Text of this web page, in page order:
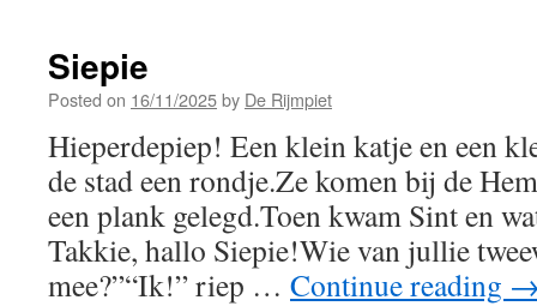
Siepie
Posted on 16/11/2025by De Rijmpiet
Hieperdepiep! Een klein katje en een
de stad een rondje.Ze komen bij de
een plank gelegd.Toen kwam Sint en
Takkie, hallo Siepie!Wie van jullie
mee?”“Ik!” riep … Continue reading